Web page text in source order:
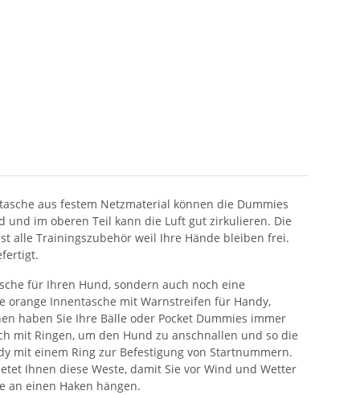
aus festem Netzmaterial können die Dummies
und im oberen Teil kann die Luft gut zirkulieren. Die
alle Trainingszubehör weil Ihre Hände bleiben frei.
für Ihren Hund, sondern auch noch eine
orange Innentasche mit Warnstreifen für Handy,
haben Sie Ihre Bälle oder Pocket Dummies immer
mit Ringen, um den Hund zu anschnallen und so die
mit einem Ring zur Befestigung von Startnummern.
Ihnen diese Weste, damit Sie vor Wind und Wetter
an einen Haken hängen.